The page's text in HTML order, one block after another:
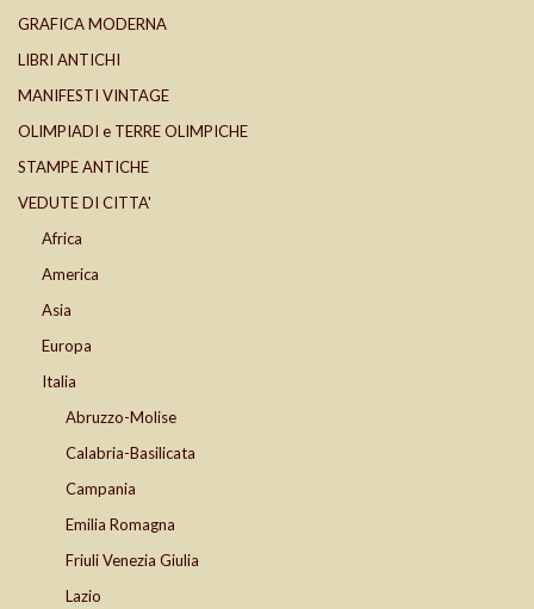
GRAFICA MODERNA
LIBRI ANTICHI
MANIFESTI VINTAGE
OLIMPIADI e TERRE OLIMPICHE
STAMPE ANTICHE
VEDUTE DI CITTA'
Africa
America
Asia
Europa
Italia
Abruzzo-Molise
Calabria-Basilicata
Campania
Emilia Romagna
Friuli Venezia Giulia
Lazio